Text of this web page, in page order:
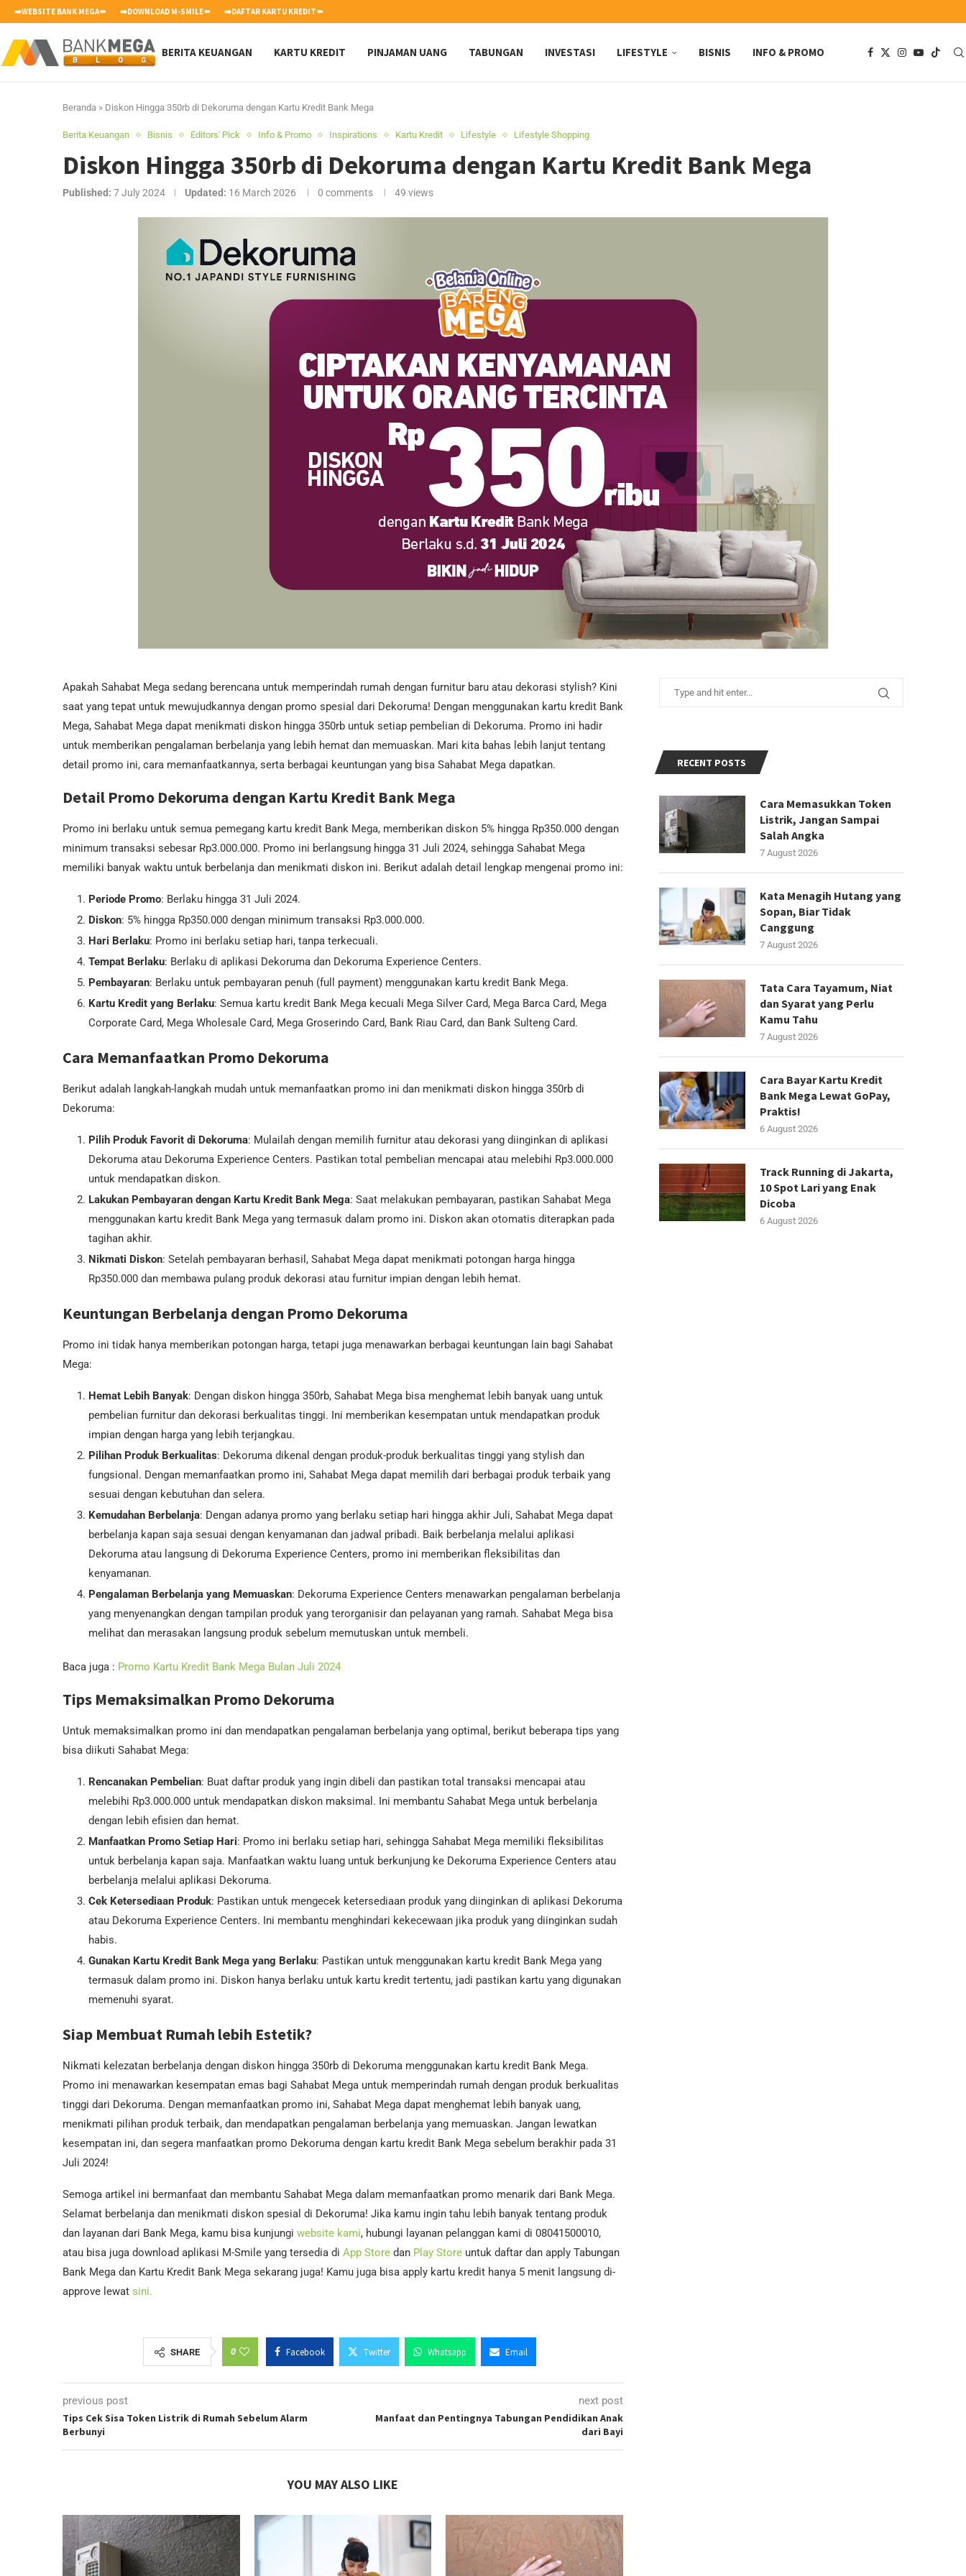
➡️WEBSITE BANK MEGA⬅️ ➡️DOWNLOAD M-SMILE⬅️ ➡️DAFTAR KARTU KREDIT⬅️
BERITA KEUANGAN KARTU KREDIT PINJAMAN UANG TABUNGAN INVESTASI LIFESTYLE BISNIS INFO & PROMO
Beranda » Diskon Hingga 350rb di Dekoruma dengan Kartu Kredit Bank Mega
Berita Keuangan Bisnis Editors' Pick Info & Promo Inspirations Kartu Kredit Lifestyle Lifestyle Shopping
Diskon Hingga 350rb di Dekoruma dengan Kartu Kredit Bank Mega
Published: 7 July 2024 Updated: 16 March 2026 0 comments 49 views
Apakah Sahabat Mega sedang berencana untuk memperindah rumah dengan furnitur baru atau dekorasi stylish? Kini
saat yang tepat untuk mewujudkannya dengan promo spesial dari Dekoruma! Dengan menggunakan kartu kredit Bank
Mega, Sahabat Mega dapat menikmati diskon hingga 350rb untuk setiap pembelian di Dekoruma. Promo ini hadir
untuk memberikan pengalaman berbelanja yang lebih hemat dan memuaskan. Mari kita bahas lebih lanjut tentang
detail promo ini, cara memanfaatkannya, serta berbagai keuntungan yang bisa Sahabat Mega dapatkan.
Detail Promo Dekoruma dengan Kartu Kredit Bank Mega
Promo ini berlaku untuk semua pemegang kartu kredit Bank Mega, memberikan diskon 5% hingga Rp350.000 dengan
minimum transaksi sebesar Rp3.000.000. Promo ini berlangsung hingga 31 Juli 2024, sehingga Sahabat Mega
memiliki banyak waktu untuk berbelanja dan menikmati diskon ini. Berikut adalah detail lengkap mengenai promo ini:
Periode Promo: Berlaku hingga 31 Juli 2024.
Diskon: 5% hingga Rp350.000 dengan minimum transaksi Rp3.000.000.
Hari Berlaku: Promo ini berlaku setiap hari, tanpa terkecuali.
Tempat Berlaku: Berlaku di aplikasi Dekoruma dan Dekoruma Experience Centers.
Pembayaran: Berlaku untuk pembayaran penuh (full payment) menggunakan kartu kredit Bank Mega.
Kartu Kredit yang Berlaku: Semua kartu kredit Bank Mega kecuali Mega Silver Card, Mega Barca Card, Mega
Corporate Card, Mega Wholesale Card, Mega Groserindo Card, Bank Riau Card, dan Bank Sulteng Card.
Cara Memanfaatkan Promo Dekoruma
Berikut adalah langkah-langkah mudah untuk memanfaatkan promo ini dan menikmati diskon hingga 350rb di
Dekoruma:
Pilih Produk Favorit di Dekoruma: Mulailah dengan memilih furnitur atau dekorasi yang diinginkan di aplikasi
Dekoruma atau Dekoruma Experience Centers. Pastikan total pembelian mencapai atau melebihi Rp3.000.000
untuk mendapatkan diskon.
Lakukan Pembayaran dengan Kartu Kredit Bank Mega: Saat melakukan pembayaran, pastikan Sahabat Mega
menggunakan kartu kredit Bank Mega yang termasuk dalam promo ini. Diskon akan otomatis diterapkan pada
tagihan akhir.
Nikmati Diskon: Setelah pembayaran berhasil, Sahabat Mega dapat menikmati potongan harga hingga
Rp350.000 dan membawa pulang produk dekorasi atau furnitur impian dengan lebih hemat.
Keuntungan Berbelanja dengan Promo Dekoruma
Promo ini tidak hanya memberikan potongan harga, tetapi juga menawarkan berbagai keuntungan lain bagi Sahabat
Mega:
Hemat Lebih Banyak: Dengan diskon hingga 350rb, Sahabat Mega bisa menghemat lebih banyak uang untuk
pembelian furnitur dan dekorasi berkualitas tinggi. Ini memberikan kesempatan untuk mendapatkan produk
impian dengan harga yang lebih terjangkau.
Pilihan Produk Berkualitas: Dekoruma dikenal dengan produk-produk berkualitas tinggi yang stylish dan
fungsional. Dengan memanfaatkan promo ini, Sahabat Mega dapat memilih dari berbagai produk terbaik yang
sesuai dengan kebutuhan dan selera.
Kemudahan Berbelanja: Dengan adanya promo yang berlaku setiap hari hingga akhir Juli, Sahabat Mega dapat
berbelanja kapan saja sesuai dengan kenyamanan dan jadwal pribadi. Baik berbelanja melalui aplikasi
Dekoruma atau langsung di Dekoruma Experience Centers, promo ini memberikan fleksibilitas dan
kenyamanan.
Pengalaman Berbelanja yang Memuaskan: Dekoruma Experience Centers menawarkan pengalaman berbelanja
yang menyenangkan dengan tampilan produk yang terorganisir dan pelayanan yang ramah. Sahabat Mega bisa
melihat dan merasakan langsung produk sebelum memutuskan untuk membeli.
Baca juga : Promo Kartu Kredit Bank Mega Bulan Juli 2024
Tips Memaksimalkan Promo Dekoruma
Untuk memaksimalkan promo ini dan mendapatkan pengalaman berbelanja yang optimal, berikut beberapa tips yang
bisa diikuti Sahabat Mega:
Rencanakan Pembelian: Buat daftar produk yang ingin dibeli dan pastikan total transaksi mencapai atau
melebihi Rp3.000.000 untuk mendapatkan diskon maksimal. Ini membantu Sahabat Mega untuk berbelanja
dengan lebih efisien dan hemat.
Manfaatkan Promo Setiap Hari: Promo ini berlaku setiap hari, sehingga Sahabat Mega memiliki fleksibilitas
untuk berbelanja kapan saja. Manfaatkan waktu luang untuk berkunjung ke Dekoruma Experience Centers atau
berbelanja melalui aplikasi Dekoruma.
Cek Ketersediaan Produk: Pastikan untuk mengecek ketersediaan produk yang diinginkan di aplikasi Dekoruma
atau Dekoruma Experience Centers. Ini membantu menghindari kekecewaan jika produk yang diinginkan sudah
habis.
Gunakan Kartu Kredit Bank Mega yang Berlaku: Pastikan untuk menggunakan kartu kredit Bank Mega yang
termasuk dalam promo ini. Diskon hanya berlaku untuk kartu kredit tertentu, jadi pastikan kartu yang digunakan
memenuhi syarat.
Siap Membuat Rumah lebih Estetik?
Nikmati kelezatan berbelanja dengan diskon hingga 350rb di Dekoruma menggunakan kartu kredit Bank Mega.
Promo ini menawarkan kesempatan emas bagi Sahabat Mega untuk memperindah rumah dengan produk berkualitas
tinggi dari Dekoruma. Dengan memanfaatkan promo ini, Sahabat Mega dapat menghemat lebih banyak uang,
menikmati pilihan produk terbaik, dan mendapatkan pengalaman berbelanja yang memuaskan. Jangan lewatkan
kesempatan ini, dan segera manfaatkan promo Dekoruma dengan kartu kredit Bank Mega sebelum berakhir pada 31
Juli 2024!
Semoga artikel ini bermanfaat dan membantu Sahabat Mega dalam memanfaatkan promo menarik dari Bank Mega.
Selamat berbelanja dan menikmati diskon spesial di Dekoruma! Jika kamu ingin tahu lebih banyak tentang produk
dan layanan dari Bank Mega, kamu bisa kunjungi website kami, hubungi layanan pelanggan kami di 08041500010,
atau bisa juga download aplikasi M-Smile yang tersedia di App Store dan Play Store untuk daftar dan apply Tabungan
Bank Mega dan Kartu Kredit Bank Mega sekarang juga! Kamu juga bisa apply kartu kredit hanya 5 menit langsung di-
approve lewat sini.
SHARE 0 Facebook Twitter Whatsapp Email
previous post
Tips Cek Sisa Token Listrik di Rumah Sebelum Alarm
Berbunyi
next post
Manfaat dan Pentingnya Tabungan Pendidikan Anak
dari Bayi
YOU MAY ALSO LIKE
RECENT POSTS
Cara Memasukkan Token
Listrik, Jangan Sampai
Salah Angka
7 August 2026
Kata Menagih Hutang yang
Sopan, Biar Tidak
Canggung
7 August 2026
Tata Cara Tayamum, Niat
dan Syarat yang Perlu
Kamu Tahu
7 August 2026
Cara Bayar Kartu Kredit
Bank Mega Lewat GoPay,
Praktis!
6 August 2026
Track Running di Jakarta,
10 Spot Lari yang Enak
Dicoba
6 August 2026